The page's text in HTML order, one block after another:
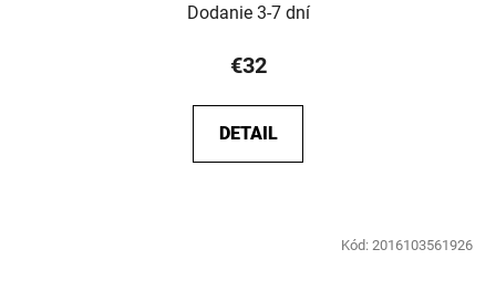
Dodanie 3-7 dní
€32
DETAIL
Kód: 2016103561926